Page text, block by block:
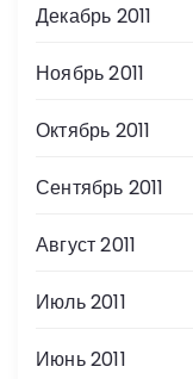
Декабрь 2011
Ноябрь 2011
Октябрь 2011
Сентябрь 2011
Август 2011
Июль 2011
Июнь 2011